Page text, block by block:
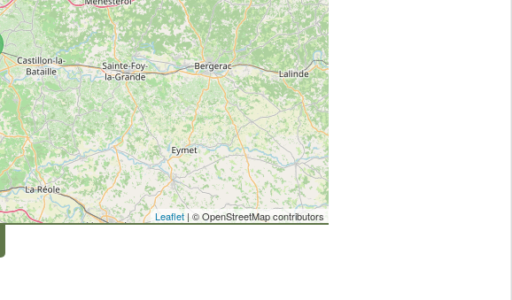
Leaflet | © OpenStreetMap contributors